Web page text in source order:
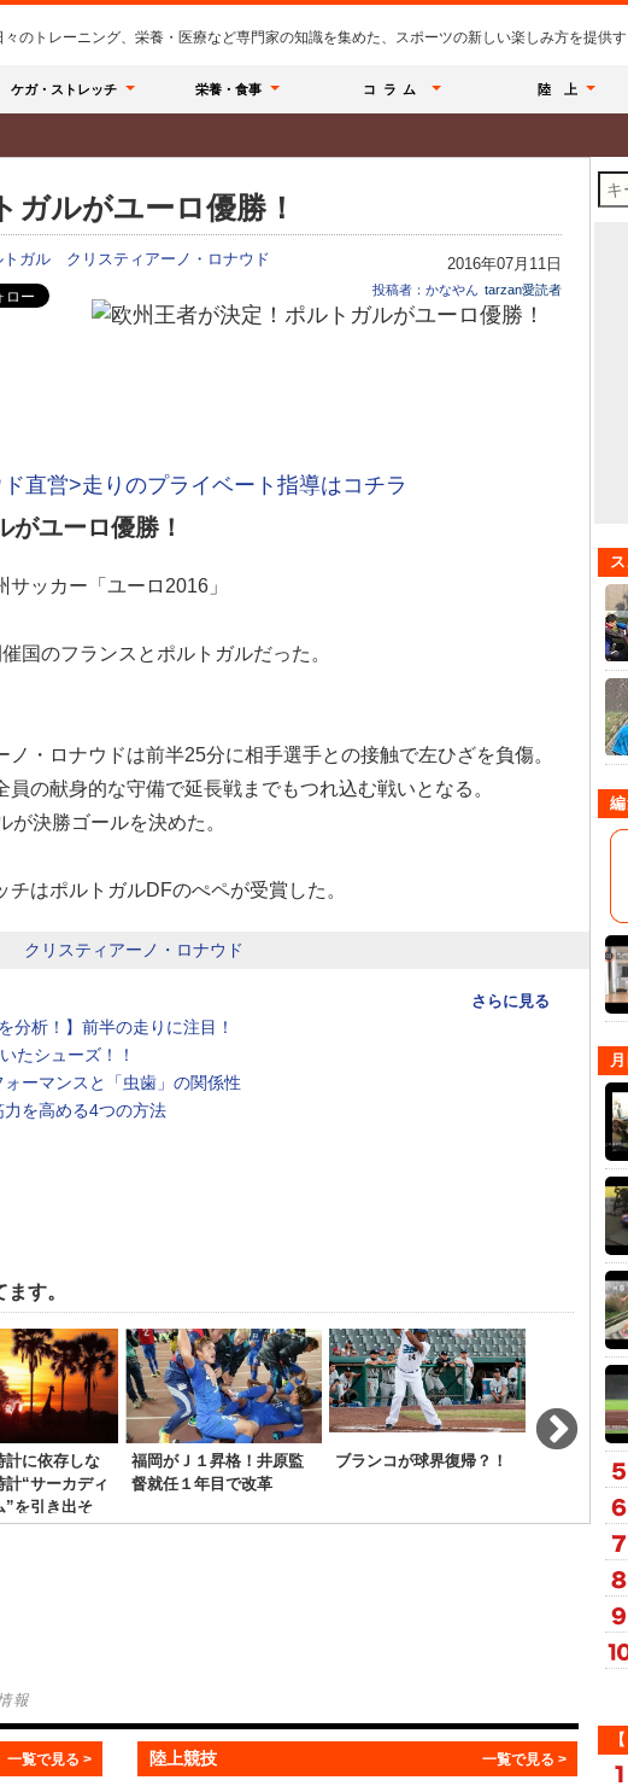
のトレーニング、栄養・医療など専門家の知識を集めた、スポーツの新しい楽しみ方を提供
ケガ・ストレッチ 栄養・食事 コラム 陸 上
ガルがユーロ優勝！
トガル クリスティアーノ・ロナウド 2016年07月11日
投稿者：かなやん tarzan愛読者
直営>走りのプライベート指導はコチラ
がユーロ優勝！
ッカー「ユーロ2016」
国のフランスとポルトガルだった。
・ロナウドは前半25分に相手選手との接触で左ひざを負傷。
の献身的な守備で延長戦までもつれ込む戦いとなる。
決勝ゴールを決めた。
はポルトガルDFのぺペが受賞した。
クリスティアーノ・ロナウド
さらに見る
分析！】前半の走りに注目！
たシューズ！！
ォーマンスと「虫歯」の関係性
力を高める4つの方法
す。
計に依存しな
計“サーカディ
”を引き出そ
福岡がＪ１昇格！井原監
督就任１年目で改革
ブランコが球界復帰？！
[DL]王者フ
報
陸上競技